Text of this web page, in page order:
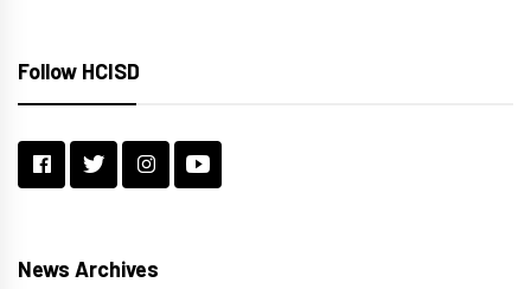
Follow HCISD
News Archives